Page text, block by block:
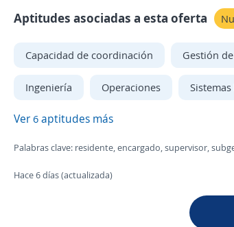
Aptitudes asociadas a esta oferta
Capacidad de coordinación Gestión
Ingeniería Operaciones
Ver 6 aptitudes más
Palabras clave: residente, encargado, supervisor,
Hace 6 días (actualizada)